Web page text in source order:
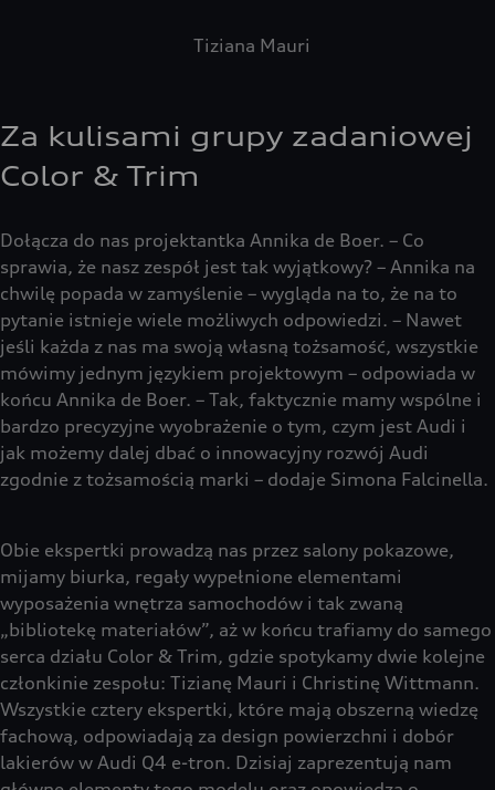
Tiziana Mauri
Za kulisami grupy zadaniowej
Color & Trim
Dołącza do nas projektantka Annika de Boer. – Co
sprawia, że nasz zespół jest tak wyjątkowy? – Annika na
chwilę popada w zamyślenie – wygląda na to, że na to
pytanie istnieje wiele możliwych odpowiedzi. – Nawet
jeśli każda z nas ma swoją własną tożsamość, wszystkie
mówimy jednym językiem projektowym – odpowiada w
końcu Annika de Boer. – Tak, faktycznie mamy wspólne i
bardzo precyzyjne wyobrażenie o tym, czym jest Audi i
jak możemy dalej dbać o innowacyjny rozwój Audi
zgodnie z tożsamością marki – dodaje Simona Falcinella.
Obie ekspertki prowadzą nas przez salony pokazowe,
mijamy biurka, regały wypełnione elementami
wyposażenia wnętrza samochodów i tak zwaną
„bibliotekę materiałów”, aż w końcu trafiamy do samego
serca działu Color & Trim, gdzie spotykamy dwie kolejne
członkinie zespołu: Tizianę Mauri i Christinę Wittmann.
Wszystkie cztery ekspertki, które mają obszerną wiedzę
fachową, odpowiadają za design powierzchni i dobór
lakierów w Audi Q4 e-tron. Dzisiaj zaprezentują nam